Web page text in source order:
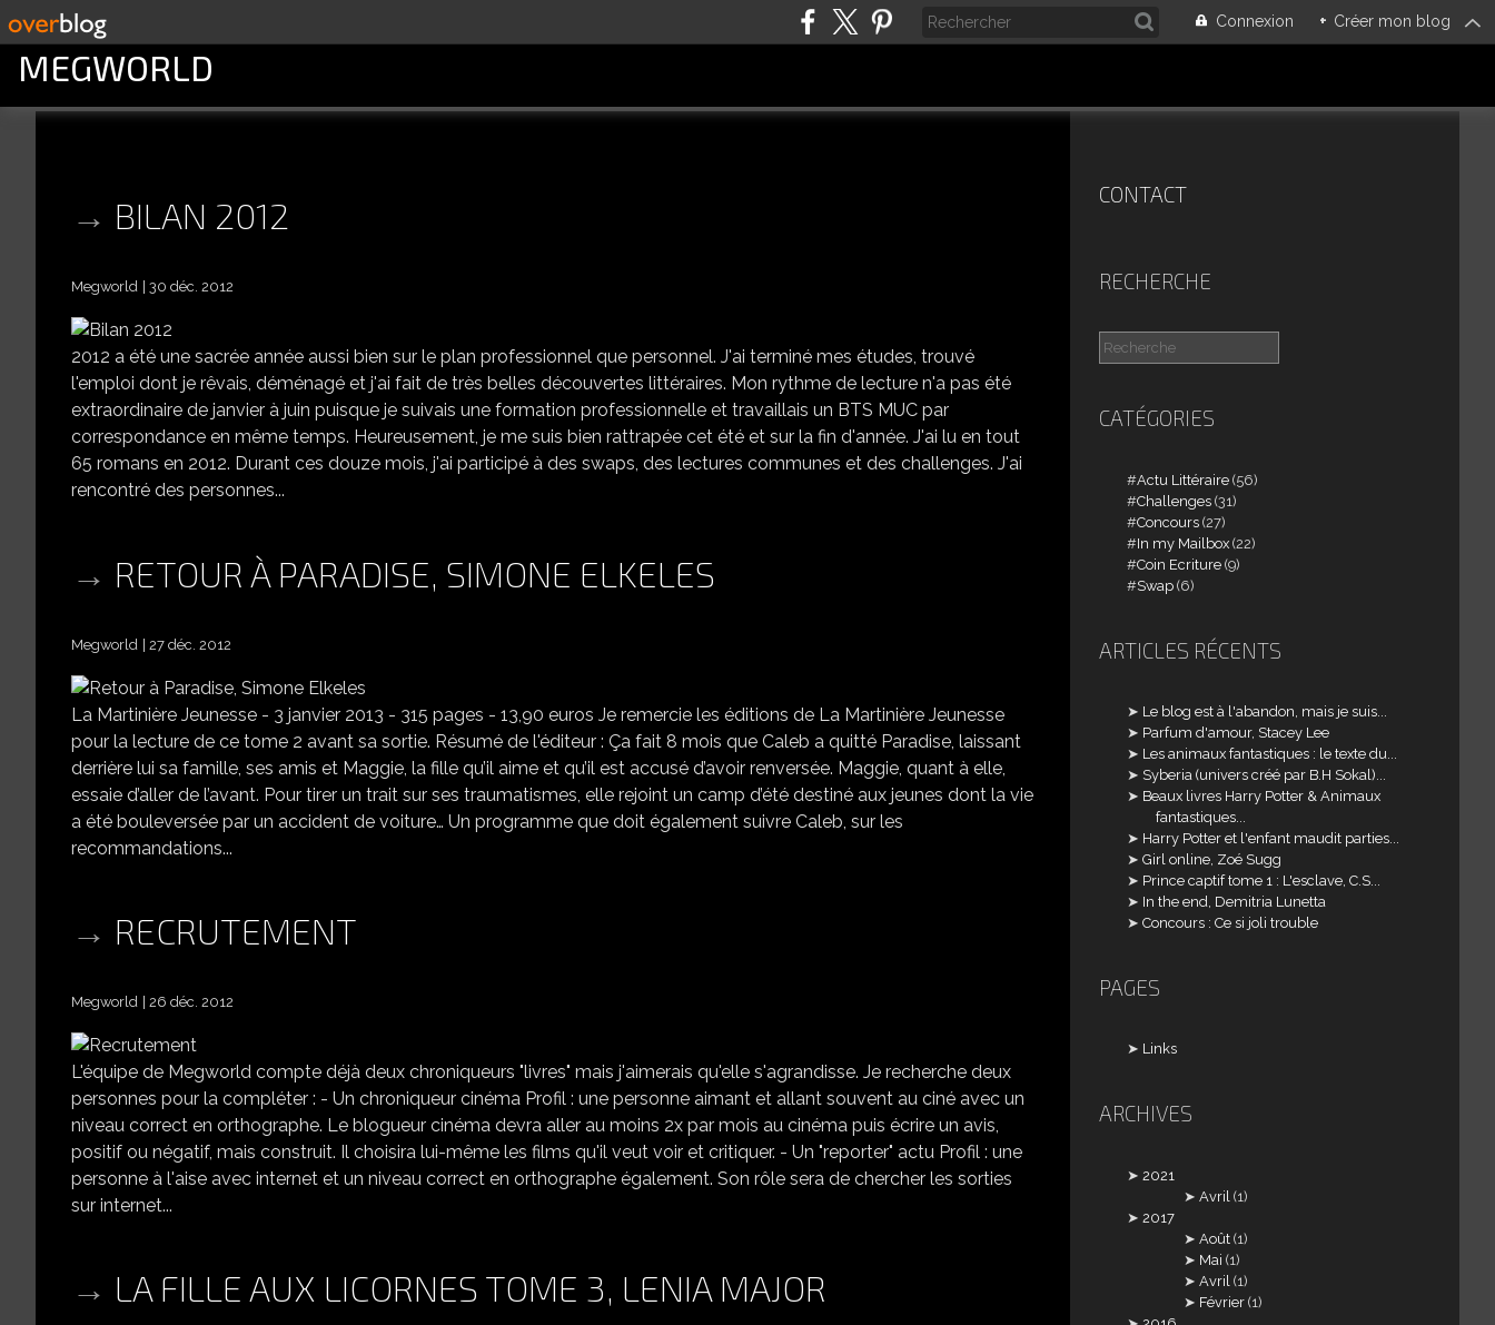
Connexion + Créer mon blog
MEGWORLD
BILAN 2012
Megworld 30 déc. 2012
2012 a été une sacrée année aussi bien sur le plan professionnel que personnel. J'ai terminé mes études, trouvé
l'emploi dont je rêvais, déménagé et j'ai fait de très belles découvertes littéraires. Mon rythme de lecture n'a pas été
extraordinaire de janvier à juin puisque je suivais une formation professionnelle et travaillais un BTS MUC par
correspondance en même temps. Heureusement, je me suis bien rattrapée cet été et sur la fin d'année. J'ai lu en tout
65 romans en 2012. Durant ces douze mois, j'ai participé à des swaps, des lectures communes et des challenges. J'ai
rencontré des personnes...
RETOUR À PARADISE, SIMONE ELKELES
Megworld 27 déc. 2012
La Martinière Jeunesse - 3 janvier 2013 - 315 pages - 13,90 euros Je remercie les éditions de La Martinière Jeunesse
pour la lecture de ce tome 2 avant sa sortie. Résumé de l'éditeur : Ça fait 8 mois que Caleb a quitté Paradise, laissant
derrière lui sa famille, ses amis et Maggie, la fille qu’il aime et qu’il est accusé d’avoir renversée. Maggie, quant à elle,
essaie d’aller de l’avant. Pour tirer un trait sur ses traumatismes, elle rejoint un camp d’été destiné aux jeunes dont la vie
a été bouleversée par un accident de voiture… Un programme que doit également suivre Caleb, sur les
recommandations...
RECRUTEMENT
Megworld 26 déc. 2012
L'équipe de Megworld compte déjà deux chroniqueurs "livres" mais j'aimerais qu'elle s'agrandisse. Je recherche deux
personnes pour la compléter : - Un chroniqueur cinéma Profil : une personne aimant et allant souvent au ciné avec un
niveau correct en orthographe. Le blogueur cinéma devra aller au moins 2x par mois au cinéma puis écrire un avis,
positif ou négatif, mais construit. Il choisira lui-même les films qu'il veut voir et critiquer. - Un "reporter" actu Profil : une
personne à l'aise avec internet et un niveau correct en orthographe également. Son rôle sera de chercher les sorties
sur internet...
LA FILLE AUX LICORNES TOME 3, LENIA MAJOR
CONTACT
RECHERCHE
CATÉGORIES
Actu Littéraire (56)
Challenges (31)
Concours (27)
In my Mailbox (22)
Coin Ecriture (9)
Swap (6)
ARTICLES RÉCENTS
Le blog est à l'abandon, mais je suis...
Parfum d'amour, Stacey Lee
Les animaux fantastiques : le texte du...
Syberia (univers créé par B.H Sokal)...
Beaux livres Harry Potter & Animaux
fantastiques...
Harry Potter et l'enfant maudit parties...
Girl online, Zoé Sugg
Prince captif tome 1 : L'esclave, C.S...
In the end, Demitria Lunetta
Concours : Ce si joli trouble
PAGES
Links
ARCHIVES
2021
Avril (1)
2017
Août (1)
Mai (1)
Avril (1)
Février (1)